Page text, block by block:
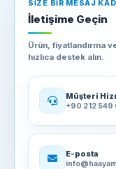
SIZE BIR MESAJ
İletişime Geçin
Ürün, fiyatlandırma
hızlıca destek alın.
Müşteri
+90 212 549
E-posta